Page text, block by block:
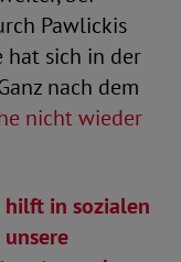
Pawlickis
hat sich in der
nach dem
nicht wieder
hilft in sozialen